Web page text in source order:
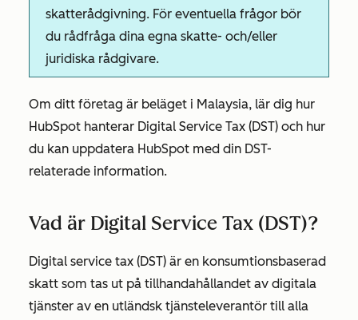
skatterådgivning. För eventuella frågor bör
du rådfråga dina egna skatte- och/eller
juridiska rådgivare.
Om ditt företag är beläget i Malaysia, lär dig hur
HubSpot hanterar Digital Service Tax (DST) och hur
du kan uppdatera HubSpot med din DST-
relaterade information.
Vad är Digital Service Tax (DST)?
Digital service tax (DST) är en konsumtionsbaserad
skatt som tas ut på tillhandahållandet av digitala
tjänster av en utländsk tjänsteleverantör till alla